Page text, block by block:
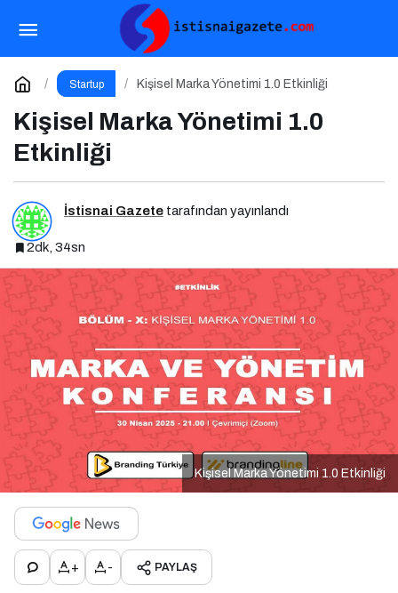
Startup Kişisel Marka Yönetimi 1.0 Etkinliği
Kişisel Marka Yönetimi 1.0
Etkinliği
İstisnai Gazete tarafından yayınlandı
2dk, 34sn
Kişisel Marka Yönetimi 1.0 Etkinliği
+ - PAYLAŞ
Marka İnisiyatifi Zirvesi Deprem Nedeniyle
Ertelendi
Yorum Yap